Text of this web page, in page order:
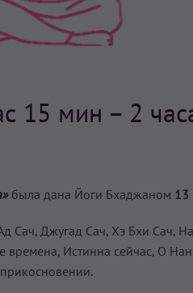
15 мин – 2
была дана Йоги Бхаджаном 13
Сач, Джугад Сач, Хэ Бхи Сач,
времена, Истинна сейчас, О